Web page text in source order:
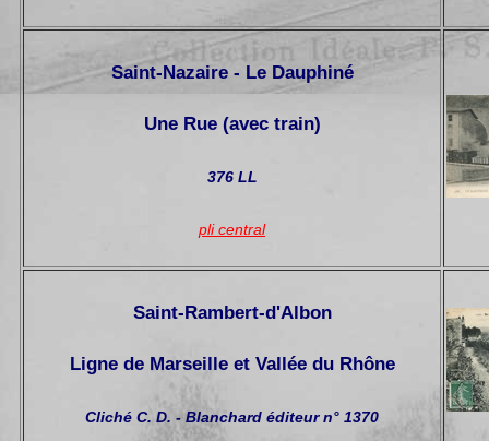
Saint-Nazaire - Le Dauphiné
Une Rue (avec train)
376 LL
pli central
Saint-Rambert-d'Albon
Ligne de Marseille et Vallée du Rhône
Cliché C. D. - Blanchard éditeur n° 1370